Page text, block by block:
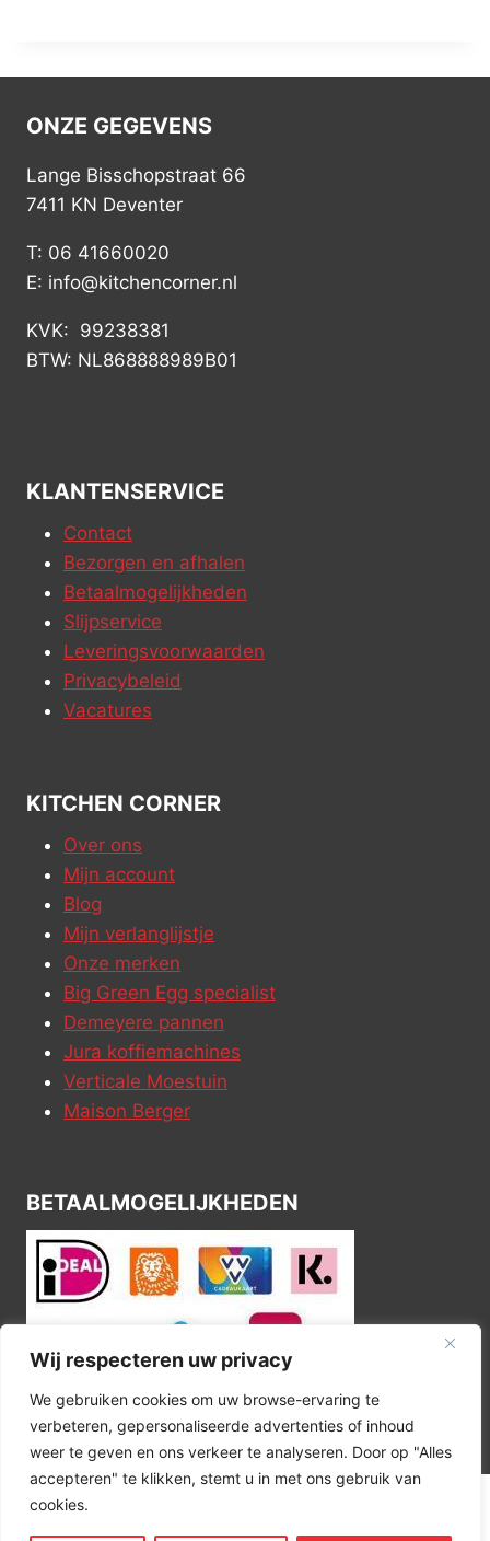
Wij respecteren uw privacy
We gebruiken cookies om uw browse-ervaring te
verbeteren, gepersonaliseerde advertenties of inhoud
weer te geven en ons verkeer te analyseren. Door op "Alles
accepteren" te klikken, stemt u in met ons gebruik van
cookies.
ONZE GEGEVENS
Lange Bisschopstraat 66
7411 KN Deventer
T: 06 41660020
E: info@kitchencorner.nl
KVK: 99238381
BTW: NL868888989B01
KLANTENSERVICE
Contact
Bezorgen en afhalen
Betaalmogelijkheden
Slijpservice
Leveringsvoorwaarden
Privacybeleid
Vacatures
KITCHEN CORNER
Over ons
Mijn account
Blog
Mijn verlanglijstje
Onze merken
Big Green Egg specialist
Demeyere pannen
Jura koffiemachines
Verticale Moestuin
Maison Berger
BETAALMOGELIJKHEDEN